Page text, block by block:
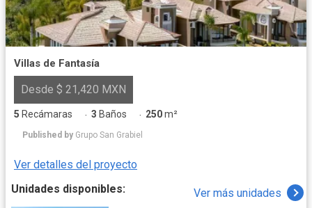
Villas de Fantasía
Desde $ 21,420 MXN
5 Recámaras · 3 Baños · 250m²
Published by Grupo San Grabiel
Ver detalles del proyecto
Unidades disponibles:
Ver más unidades